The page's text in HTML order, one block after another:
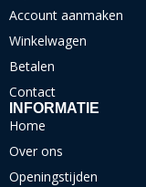
Account aanmaken
Winkelwagen
Betalen
Contact
INFORMATIE
Home
Over ons
Openingstijden